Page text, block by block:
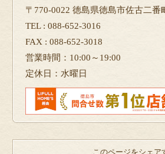
〒770-0022 徳島県徳島市佐古二番
TEL : 088-652-3016
FAX : 088-652-3018
営業時間：10:00～19:00
定休日：水曜日
このページをシェア